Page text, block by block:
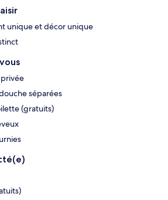
unique et décor unique
séparées
(gratuits)